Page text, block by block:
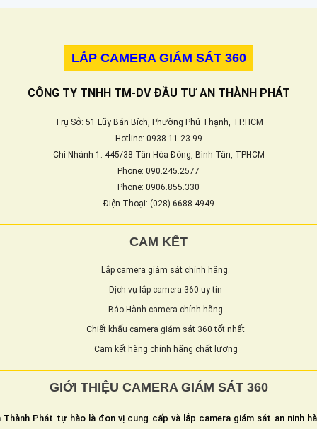
LẮP CAMERA GIÁM SÁT 360
CÔNG TY TNHH TM-DV ĐẦU TƯ AN THÀNH PHÁT
Trụ Sở: 51 Lũy Bán Bích, Phường Phú Thạnh, TP.HCM
Hotline: 0938 11 23 99
Chi Nhánh 1: 445/38 Tân Hòa Đông, Bình Tân, TPHCM
Phone: 090.245.2577
Phone: 0906.855.330
Điện Thoại: (028) 6688.4949
CAM KẾT
Lắp camera giám sát chính hãng.
Dịch vụ lắp camera 360 uy tín
Bảo Hành camera chính hãng
Chiết khấu camera giám sát 360 tốt nhất
Cam kết hàng chính hãng chất lượng
GIỚI THIỆU CAMERA GIÁM SÁT 360
Thành Phát tự hào là đơn vị cung cấp và lắp camera giám sát an ninh